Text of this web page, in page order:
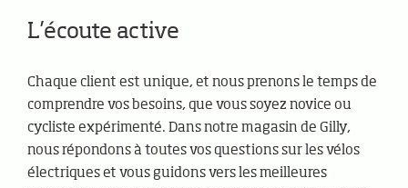
L’écoute active
Chaque client est unique, et nous prenons le temps de
comprendre vos besoins, que vous soyez novice ou
cycliste expérimenté. Dans notre magasin de Gilly,
nous répondons à toutes vos questions sur les vélos
électriques et vous guidons vers les meilleures